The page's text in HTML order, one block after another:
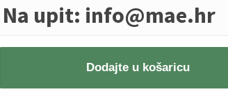
Na upit: info@mae.hr
Dodajte u košaricu